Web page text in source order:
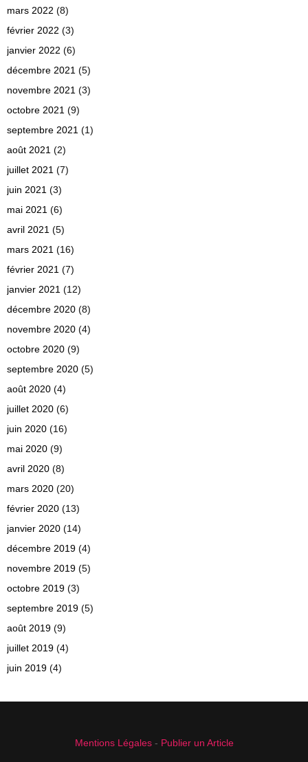
mars 2022 (8)
février 2022 (3)
janvier 2022 (6)
décembre 2021 (5)
novembre 2021 (3)
octobre 2021 (9)
septembre 2021 (1)
août 2021 (2)
juillet 2021 (7)
juin 2021 (3)
mai 2021 (6)
avril 2021 (5)
mars 2021 (16)
février 2021 (7)
janvier 2021 (12)
décembre 2020 (8)
novembre 2020 (4)
octobre 2020 (9)
septembre 2020 (5)
août 2020 (4)
juillet 2020 (6)
juin 2020 (16)
mai 2020 (9)
avril 2020 (8)
mars 2020 (20)
février 2020 (13)
janvier 2020 (14)
décembre 2019 (4)
novembre 2019 (5)
octobre 2019 (3)
septembre 2019 (5)
août 2019 (9)
juillet 2019 (4)
juin 2019 (4)
Mentions Légales- Publier un Article